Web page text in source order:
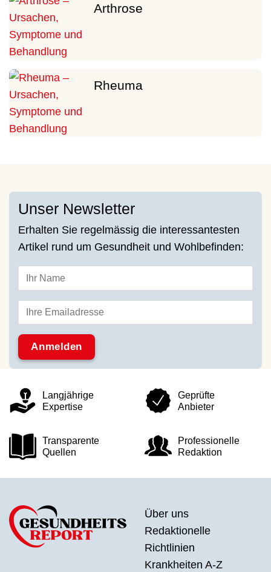
Arthrose
Rheuma
Unser Newsletter
Erhalten Sie regelmässig die interessantesten
Artikel rund um Gesundheit und Wohlbefinden:
Langjährige
Expertise
Geprüfte
Anbieter
Transparente
Quellen
Professionelle
Redaktion
Über uns
Redaktionelle
Richtlinien
Krankheiten A-Z